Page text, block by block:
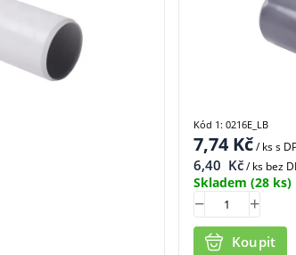
7,74Kč/ kss
6,40 Kč/ ks bez
Skladem (28 ks)
Koupit
Kód 1: 0216E_LB